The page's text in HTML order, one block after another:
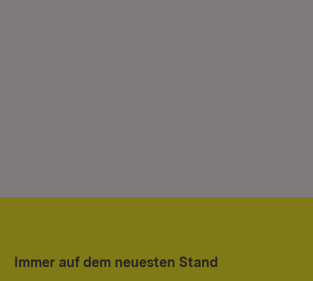
Immer auf dem neuesten Stand